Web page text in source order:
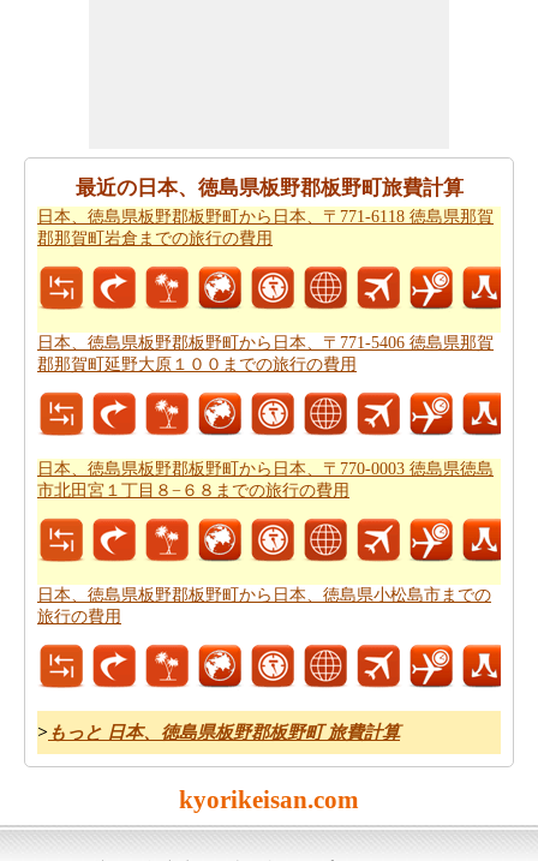
島県板野郡板野町から日本、〒771-6118 徳島県那賀郡那
賀町岩倉までの飛行距離を認識する必要があります。
あなたは飛行機で旅行している場合、また、あなたの旅
のために必要な飛行時間を知りたいかもしれません。あ
なたは
日本、徳島県板野郡板野町から日本、〒771-6118
きます。
あなたは道路で旅行すると停止点やあなたの旅行の途中
可能性を知りたいことを決定した場合、あなたの日本、
徳島県板野郡板野町から日本、〒771-6118 徳島県那賀郡
那賀町岩倉までの道路ルートプランを計画し、あなたの
ルートプランナーを使用することができます。
最近の日本、徳島県板野郡板野町旅費計算
日本、徳島県板野郡板野町から日本、〒771-6118 徳島県那賀
郡那賀町岩倉までの旅行の費用
日本、徳島県板野郡板野町から日本、〒771-5406 徳島県那賀
郡那賀町延野大原１００までの旅行の費用
日本、徳島県板野郡板野町から日本、〒770-0003 徳島県徳島
市北田宮１丁目８−６８までの旅行の費用
日本、徳島県板野郡板野町から日本、徳島県小松島市までの
旅行の費用
> もっと 日本、徳島県板野郡板野町 旅費計算
kyorikeisan.com